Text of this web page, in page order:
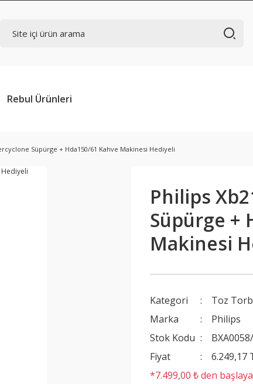
Rebul Ürünleri
Süpürge + Hda150/61 Kahve Makinesi Hediyeli
Philips
Süpürge +
Makinesi
Kategori
Toz
Marka
Philips
Stok Kodu
Fiyat
6.249,17
*7.499,00 ₺ den